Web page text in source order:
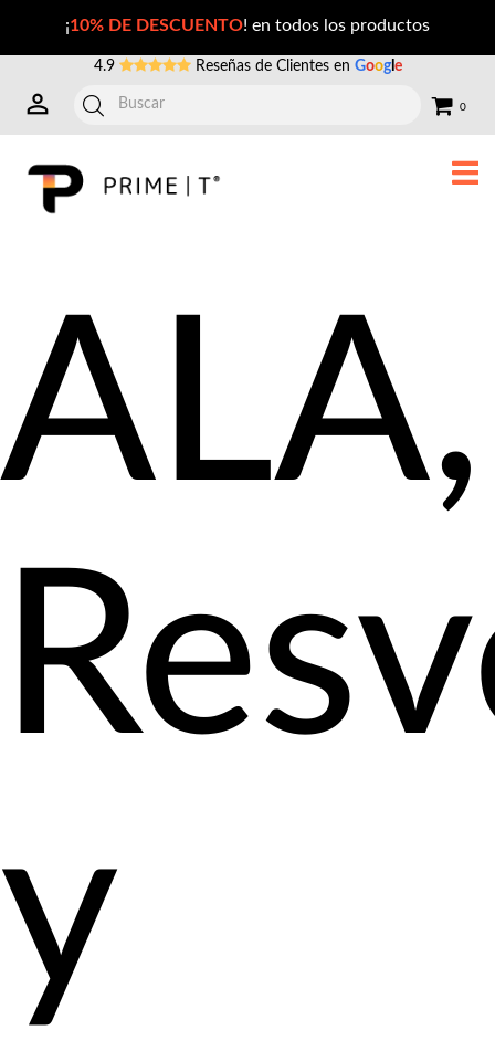
¡10% DE DESCUENTO! en todos los productos
4.9 Reseñas de Clientes en Google
0
ALA,
y